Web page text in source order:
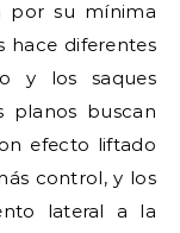
por su mínima
hace diferentes
y los saques
planos buscan
efecto liftado
control, y los
lateral a la